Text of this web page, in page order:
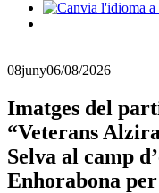
08juny06/08/2026
Imatges del
“Veterans
Selva al camp
Enhorabona per